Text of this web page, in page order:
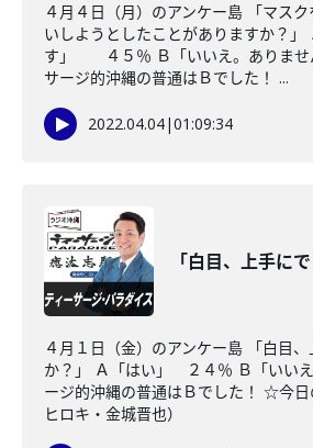
４月４日（月）のアンケー島 「マス
いしようとしたことがありますか？」
す」 ４５％ Ｂ「いいえ。ありませ
サージ的沖縄の普通はＢでした！ ...
2022.04.04|01:09:34
「白目、上手に
４月１日（金）のアンケー島 「白目
か？」 Ａ「はい」 ２４％ Ｂ「いい
ージ的沖縄の普通はＢでした！ ☆今
ヒロキ・金城晋也）